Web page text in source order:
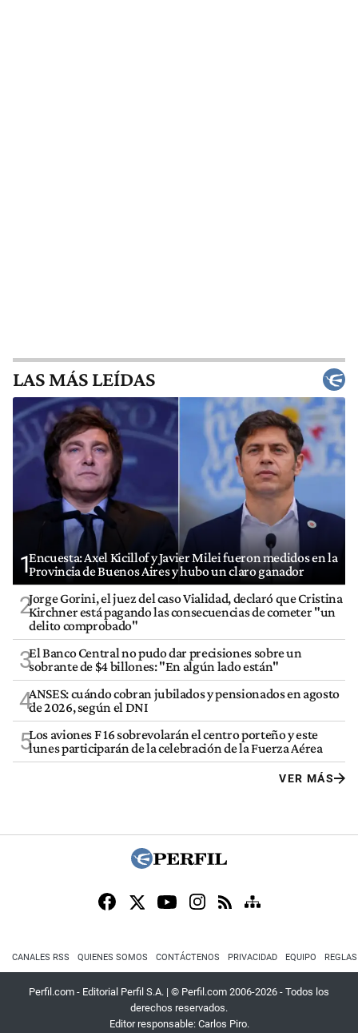
LAS MÁS LEÍDAS
1Encuesta: Axel Kicillof y Javier Milei fueron medidos en la
Provincia de Buenos Aires y hubo un claro ganador
2Jorge Gorini, el juez del caso Vialidad, declaró que Cristina
Kirchner está pagando las consecuencias de cometer "un
delito comprobado"
3El Banco Central no pudo dar precisiones sobre un
sobrante de $4 billones: "En algún lado están"
4ANSES: cuándo cobran jubilados y pensionados en agosto
de 2026, según el DNI
5Los aviones F 16 sobrevolarán el centro porteño y este
lunes participarán de la celebración de la Fuerza Aérea
VER MÁS
CANALES RSS QUIENES SOMOS CONTÁCTENOS PRIVACIDAD EQUIPO
Perfil.com - Editorial Perfil S.A. | © Perfil.com 2006-2026 - Todos los
derechos reservados.
Editor responsable: Carlos Piro.